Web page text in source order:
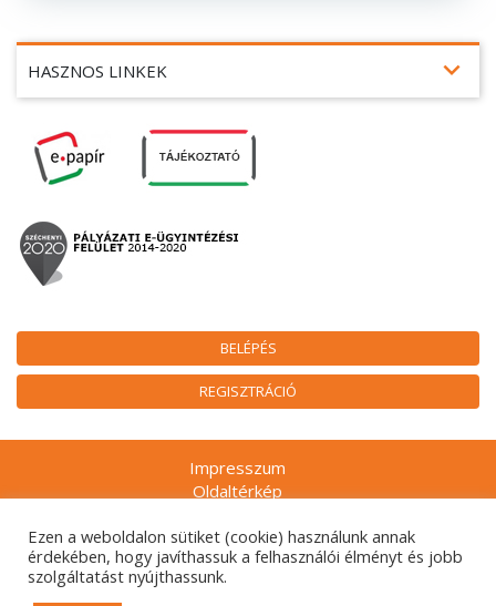
BELÉPÉS
REGISZTRÁCIÓ
HASZNOS LINKEK expand_more
Impresszum
Oldaltérkép
Adatkezelési tájékoztatók
Technikai ajánlás
Gyakran ismételt kérdések
Ezen a weboldalon sütiket (cookie) használunk annak
érdekében, hogy javíthassuk a felhasználói élményt és jobb
szolgáltatást nyújthassunk.